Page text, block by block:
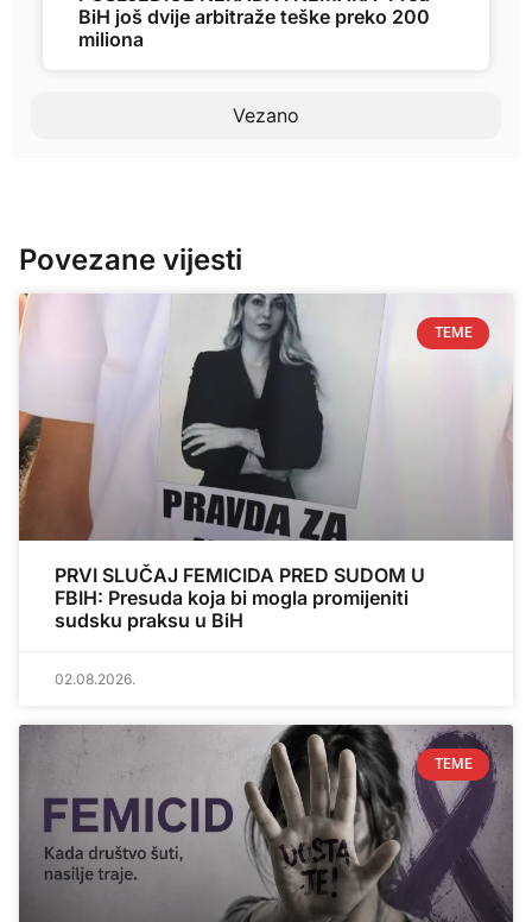
Vezano
BiH još dvije arbitraže teške preko 200
miliona
Povezane vijesti
TEME
PRVI SLUČAJ FEMICIDA PRED SUDOM U
FBIH: Presuda koja bi mogla promijeniti
sudsku praksu u BiH
02.08.2026.
TEME